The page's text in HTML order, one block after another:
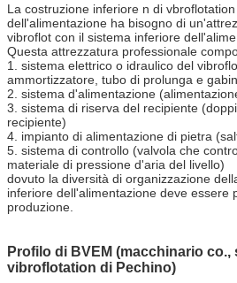
La costruzione inferiore n di
dell'alimentazione ha bisogno di
vibroflot con il sistema inferiore
Questa attrezzatura professionale
1. sistema elettrico o idraulico del
ammortizzatore, tubo di prolunga e
2. sistema d'alimentazione
3. sistema di riserva del recipiente
recipiente)
4. impianto di alimentazione di pietra
5. sistema di controllo (valvola che
materiale di pressione d'aria del livello)
dovuto la diversità di organizzazione
inferiore dell'alimentazione deve essere
produzione.
Profilo di BVEM (macchinario
vibroflotation di Pechino)